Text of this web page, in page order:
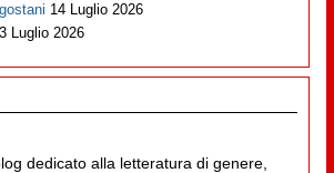
14 Luglio 2026
Luglio 2026
dedicato alla letteratura di genere,